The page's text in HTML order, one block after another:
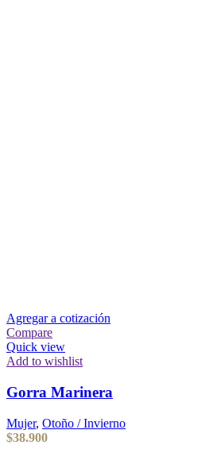
Agregar a cotización
Compare
Quick view
Add to wishlist
Gorra Marinera
Mujer, Otoño / Invierno
$38.900